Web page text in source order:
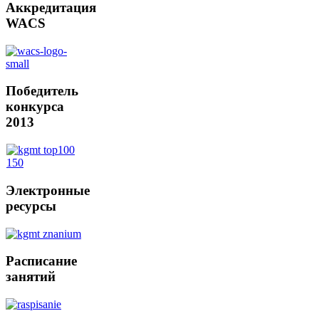
Аккредитация
WACS
Победитель
конкурса
2013
Электронные
ресурсы
Расписание
занятий